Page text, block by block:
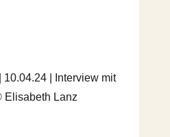
| Interview mit
Elisabeth Lanz